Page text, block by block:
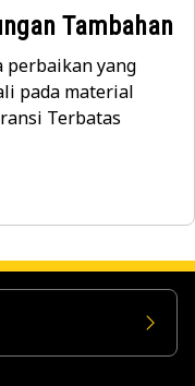
Tambahan
perbaikan yang
pada material
Terbatas